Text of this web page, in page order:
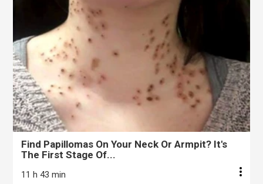
Find Papillomas On Your Neck Or Armpit? It's
The First Stage Of...
11 h 43 min